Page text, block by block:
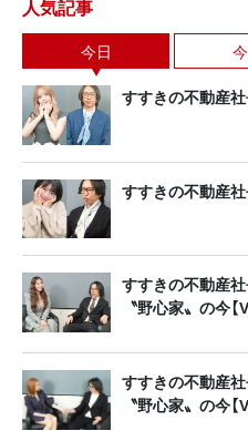
人気記事
今日
すすきの不動産社
すすきの不動産社
すすきの不動産
〝野心家〟の今【
すすきの不動産
〝野心家〟の今【